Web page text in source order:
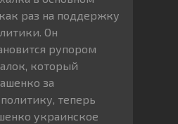
раз на поддержку
Он
рупором
который
за
теперь
украинское